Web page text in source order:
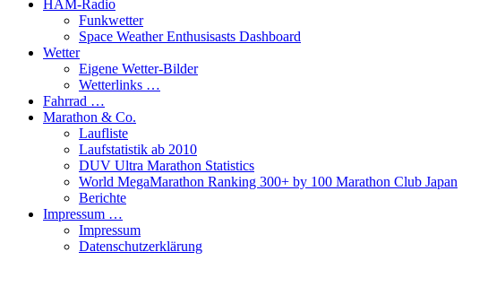
HAM-Radio
Funkwetter
Space Weather Enthusisasts Dashboard
Wetter
Eigene Wetter-Bilder
Wetterlinks …
Fahrrad …
Marathon & Co.
Laufliste
Laufstatistik ab 2010
DUV Ultra Marathon Statistics
World MegaMarathon Ranking 300+ by 100 Marathon Club Japan
Berichte
Impressum …
Impressum
Datenschutzerklärung